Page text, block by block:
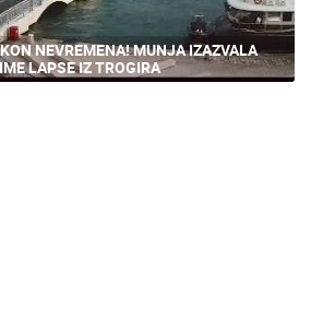
NEVREMENA! MUNJA IZAZVALA
LAPSE IZ TROGIRA